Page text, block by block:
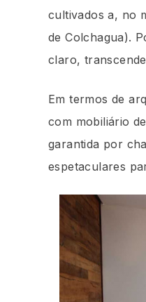
cultivados a, no
de Colchagua).
claro,
Em termos de
com mobiliário
garantida por
espetaculares